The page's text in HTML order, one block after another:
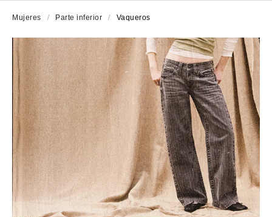
Mujeres Parte inferior Vaqueros